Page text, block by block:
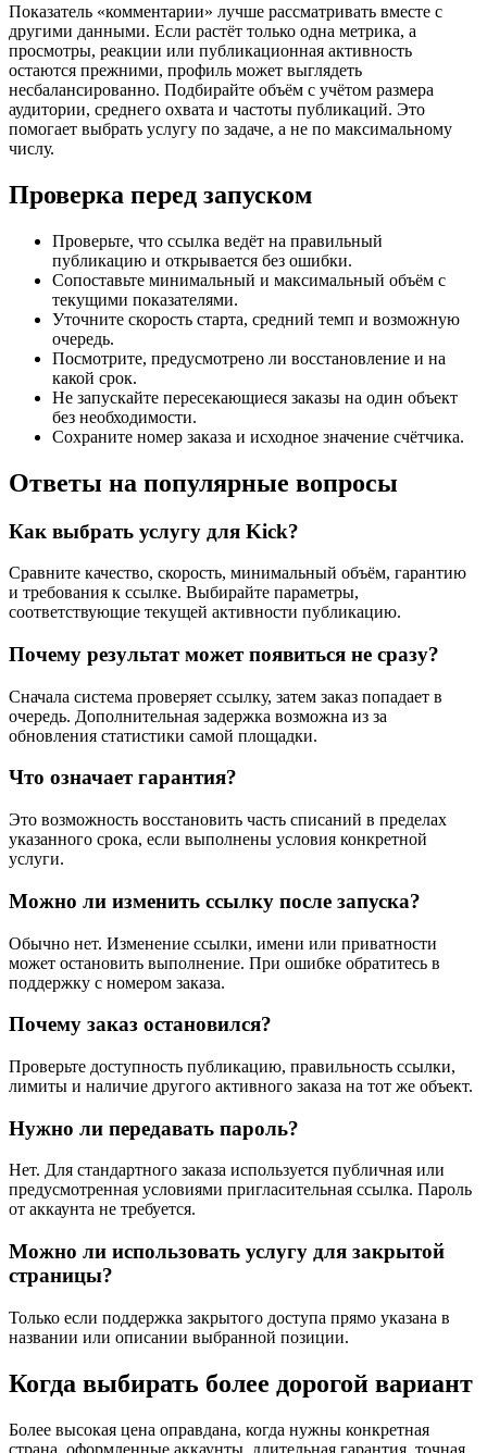
Показатель «комментарии» лучше рассматривать вместе с
другими данными. Если растёт только одна метрика, а
просмотры, реакции или публикационная активность
остаются прежними, профиль может выглядеть
несбалансированно. Подбирайте объём с учётом размера
аудитории, среднего охвата и частоты публикаций. Это
помогает выбрать услугу по задаче, а не по максимальному
числу.
Проверка перед запуском
Проверьте, что ссылка ведёт на правильный
публикацию и открывается без ошибки.
Сопоставьте минимальный и максимальный объём с
текущими показателями.
Уточните скорость старта, средний темп и возможную
очередь.
Посмотрите, предусмотрено ли восстановление и на
какой срок.
Не запускайте пересекающиеся заказы на один объект
без необходимости.
Сохраните номер заказа и исходное значение счётчика.
Ответы на популярные вопросы
Как выбрать услугу для Kick?
Сравните качество, скорость, минимальный объём, гарантию
и требования к ссылке. Выбирайте параметры,
соответствующие текущей активности публикацию.
Почему результат может появиться не сразу?
Сначала система проверяет ссылку, затем заказ попадает в
очередь. Дополнительная задержка возможна из за
обновления статистики самой площадки.
Что означает гарантия?
Это возможность восстановить часть списаний в пределах
указанного срока, если выполнены условия конкретной
услуги.
Можно ли изменить ссылку после запуска?
Обычно нет. Изменение ссылки, имени или приватности
может остановить выполнение. При ошибке обратитесь в
поддержку с номером заказа.
Почему заказ остановился?
Проверьте доступность публикацию, правильность ссылки,
лимиты и наличие другого активного заказа на тот же объект.
Нужно ли передавать пароль?
Нет. Для стандартного заказа используется публичная или
предусмотренная условиями пригласительная ссылка. Пароль
от аккаунта не требуется.
Можно ли использовать услугу для закрытой
страницы?
Только если поддержка закрытого доступа прямо указана в
названии или описании выбранной позиции.
Когда выбирать более дорогой вариант
Более высокая цена оправдана, когда нужны конкретная
страна, оформленные аккаунты, длительная гарантия, точная